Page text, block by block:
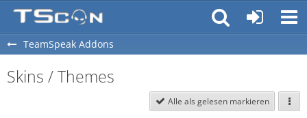
TeamSpeak Addons
Skins / Themes
Alle als gelesen markieren